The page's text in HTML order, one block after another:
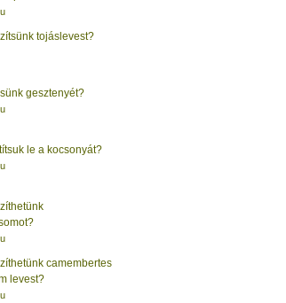
tojáslevest?
gesztenyét?
le a kocsonyát?
camembertes
levest?